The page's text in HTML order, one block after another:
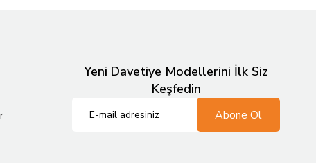
Yeni Davetiye Modellerini İlk Siz
Keşfedin
Abone Ol